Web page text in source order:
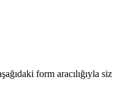
form aracılığıyla siz